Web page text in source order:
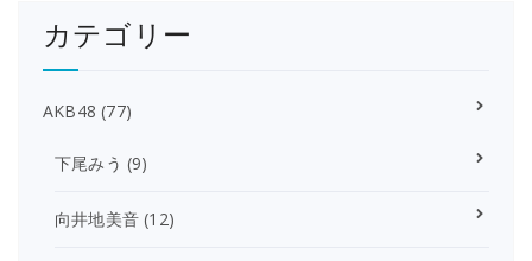
カテゴリー
AKB48 (77)
下尾みう (9)
向井地美音 (12)